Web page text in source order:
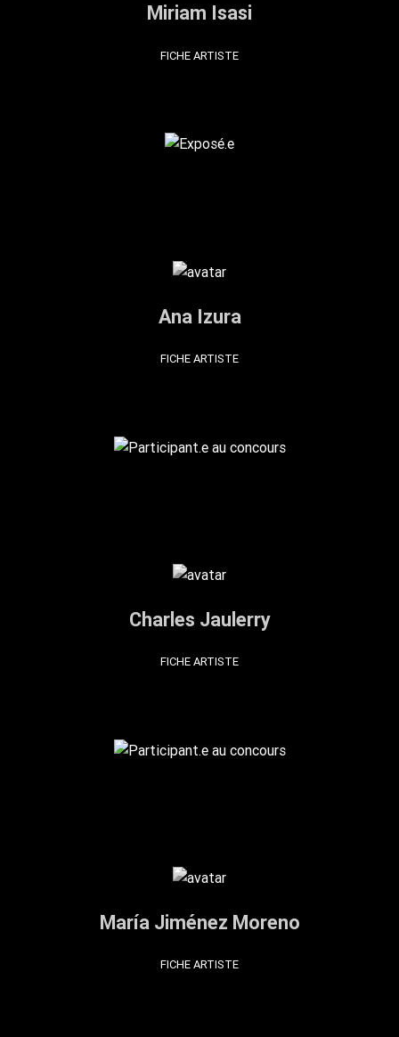
Miriam Isasi
FICHE ARTISTE
Ana Izura
FICHE ARTISTE
Charles Jaulerry
FICHE ARTISTE
María Jiménez Moreno
FICHE ARTISTE